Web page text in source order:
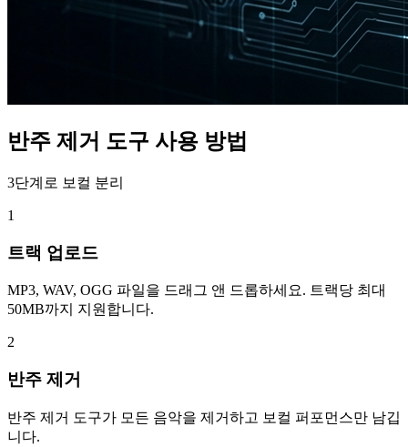
반주 제거 도구 사용 방법
3단계로 보컬 분리
1
트랙 업로드
MP3, WAV, OGG 파일을 드래그 앤 드롭하세요. 트랙당 최대
50MB까지 지원합니다.
2
반주 제거
반주 제거 도구가 모든 음악을 제거하고 보컬 퍼포먼스만 남깁
니다.